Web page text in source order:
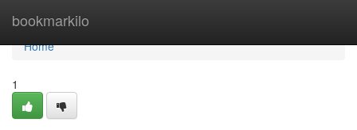
bookmarkilo
Home
Home
1